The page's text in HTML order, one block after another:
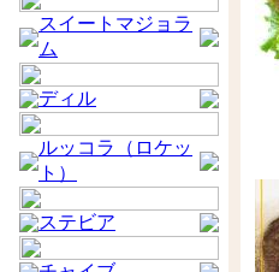
スイートマジョラ
ム
ディル
ルッコラ（ロケッ
ト）
ステビア